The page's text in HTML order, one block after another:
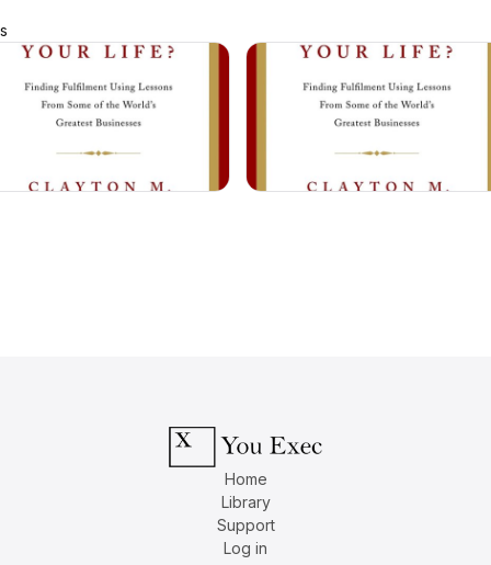
s
Home
Library
Support
Log in